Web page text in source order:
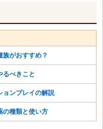
族がおすすめ？
るべきこと
ョンプレイの解説
の種類と使い方